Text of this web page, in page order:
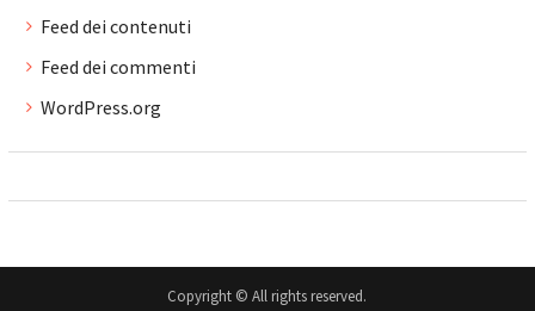
Feed dei contenuti
Feed dei commenti
WordPress.org
Copyright © All rights reserved.